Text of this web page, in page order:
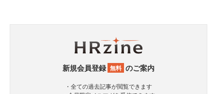
新規会員登録 無料 のご案内
・全ての過去記事が閲覧できます